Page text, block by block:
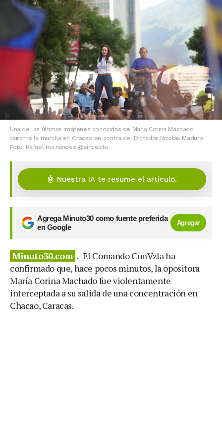
Una de las últimas imágenes conocidas de María Corina Machado
durante la marcha en Chacao en contra del Dictador Nicolás Maduro.
Foto: Rafael Hernández @sincepto
🤖 Nuestra IA te resume el artículo.
Agrega Minuto30 como fuente preferida
en Google
Agregar
Minuto30.com .- El Comando ConVzla ha
confirmado que, hace pocos minutos, la opositora
María Corina Machado fue violentamente
interceptada a su salida de una concentración en
Chacao, Caracas.